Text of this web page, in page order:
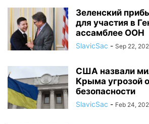
Зеленский
для участия в
ассамблее ООН
SlavicSac - Sep 22,
США назвали
Крыма угрозой
безопасности
SlavicSac - Feb 24,